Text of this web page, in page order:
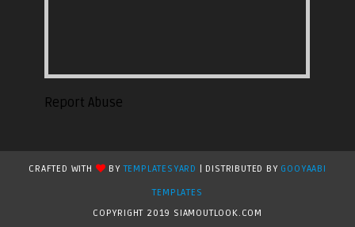
Report Abuse
CRAFTED WITH BYTEMPLATESYARD | DISTRIBUTED BY GOOYAABI
TEMPLATES
COPYRIGHT 2019 SIAMOUTLOOK.COM